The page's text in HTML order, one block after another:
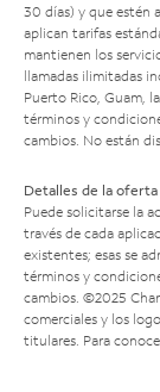
30 días) y que estén
aplican tarifas
mantienen los
llamadas ilimitadas
Puerto Rico, Guam,
términos y
cambios. No están
Detalles de la oferta
Puede solicitarse la
través de cada
existentes; esas se
términos y
cambios. ©2025
comerciales y los
titulares. Para